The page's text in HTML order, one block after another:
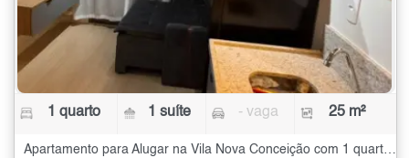
1 quarto 1 suíte - vaga 25 m²
Apartamento para Alugar na Vila Nova Conceição com 1 quarto - 25 m²